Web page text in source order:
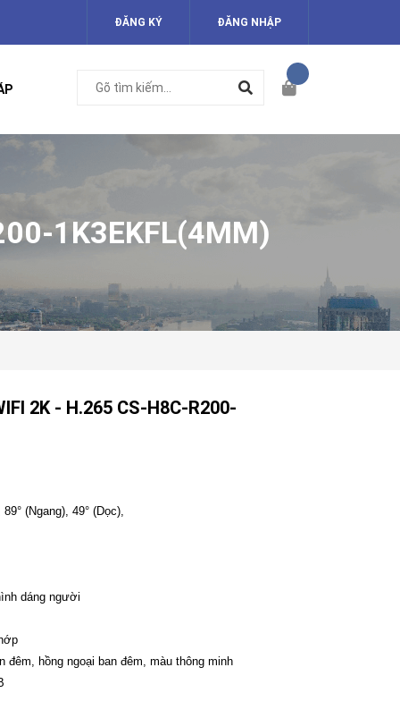
ĐĂNG KÝ ĐĂNG NHẬP
1K3EKFL(4MM)
2K - H.265 CS-H8C-R200-
(Ngang), 49° (Dọc),
dáng người
đêm, hồng ngoại ban đêm, màu thông minh